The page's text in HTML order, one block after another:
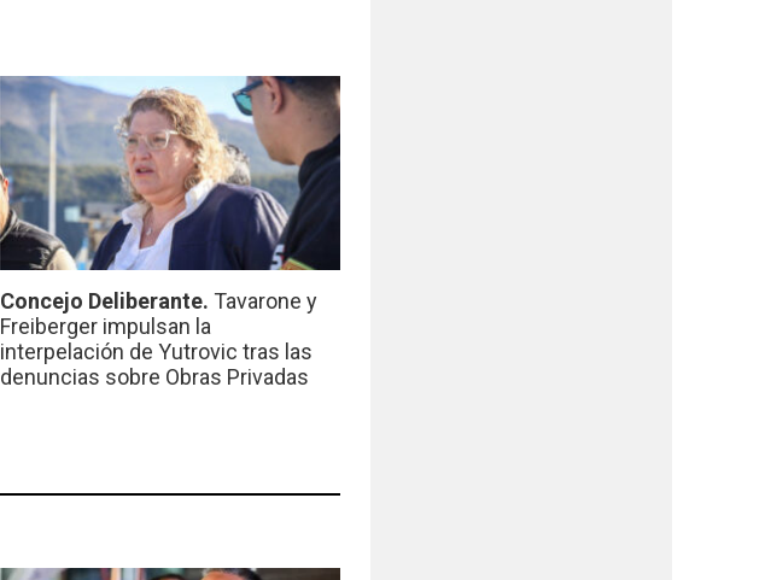
Concejo Deliberante. Tavarone y
Freiberger impulsan la
interpelación de Yutrovic tras las
denuncias sobre Obras Privadas